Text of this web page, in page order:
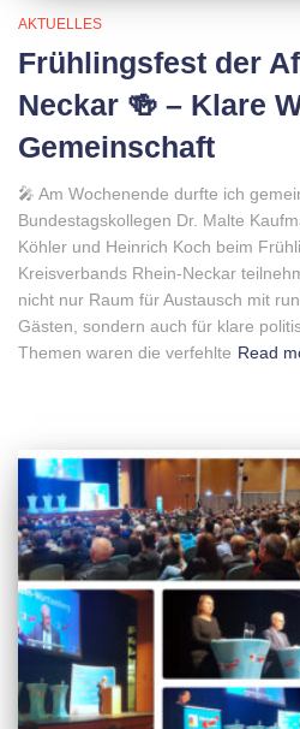
AKTUELLES
Frühlingsfest der
Neckar 🍻 – Klare
Gemeinschaft
🎤 Am Wochenende durfte ich
Bundestagskollegen Dr. Malte
Köhler und Heinrich Koch beim
Kreisverbands Rhein-Neckar
nicht nur Raum für Austausch mit
Gästen, sondern auch für klare
Themen waren die verfehlte Read